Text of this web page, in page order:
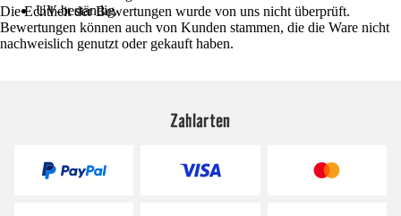
UV-beständig
Die Echtheit der Bewertungen wurde von uns nicht überprüft.
Bewertungen können auch von Kunden stammen, die die Ware nicht
nachweislich genutzt oder gekauft haben.
Zahlarten